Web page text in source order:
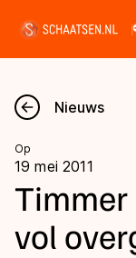
Nieuws
Kalender
Disciplines
Nieuws
Op
19 mei 2011
Timmer
vol